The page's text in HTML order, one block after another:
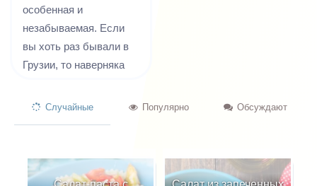
особенная и
незабываемая. Если
вы хоть раз бывали в
Грузии, то наверняка
национальной кухни.
полезные. Даже
салаты здесь готовят
Случайные Популярно Обсуждают